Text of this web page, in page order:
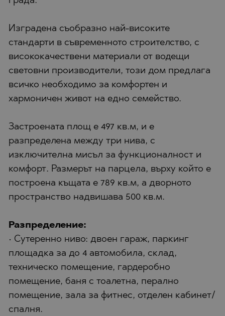
Изградена съобразно най-високите
стандарти в съвременното строителство, с
висококачествени материали от водещи
световни производители, този дом предлага
всичко необходимо за комфортен и
хармоничен живот на едно семейство.
Застроената площ е 497 кв.м, и е
разпределена между три нива, с
изключителна мисъл за функционалност и
комфорт. Размерът на парцела, върху който е
построена къщата е 789 кв.м, а дворното
пространство надвишава 500 кв.м.
Разпределение:
• Сутеренно ниво: двоен гараж, паркинг
площадка за до 4 автомобила, склад,
техническо помещение, гардеробно
помещение, баня с тоалетна, перално
помещение, зала за фитнес, отделен кабинет/
спалня.